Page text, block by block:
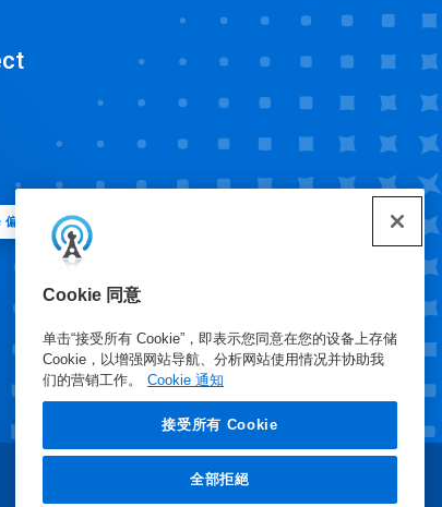
Cookie 同意
单击“接受所有 Cookie”，即表示您同意在您的设备上存储
Cookie，以增强网站导航、分析网站使用情况并协助我
们的营销工作。
Cookie 通知
接受所有 Cookie
全部拒絕
好